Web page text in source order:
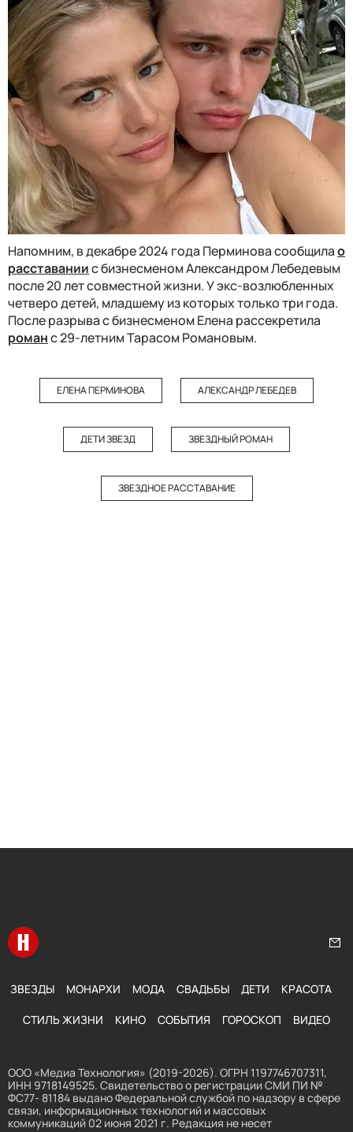
Напомним, в декабре 2024 года Перминова сообщилао
расставаниис бизнесменом Александром Лебедевым
после 20 лет совместной жизни. У экс-возлюбленных
четверо детей, младшему из которых только три года.
После разрыва с бизнесменом Елена рассекретила
романс 29-летним Тарасом Романовым.
ЕЛЕНА ПЕРМИНОВА АЛЕКСАНДР ЛЕБЕДЕВ
ДЕТИ ЗВЕЗД ЗВЕЗДНЫЙ РОМАН
ЗВЕЗДНОЕ РАССТАВАНИЕ
Перейти на главную
ЗВЕЗДЫ МОНАРХИ МОДА СВАДЬБЫ ДЕТИ КРАСОТА
СТИЛЬ ЖИЗНИ КИНО СОБЫТИЯ ГОРОСКОП ВИДЕО
ООО «Медиа Технология» (2019-2026). ОГРН 1197746707311,
ИНН 9718149525. Свидетельство о регистрации СМИ ПИ №
ФС77- 81184 выдано Федеральной службой по надзору в сфере
связи, информационных технологий и массовых
коммуникаций 02 июня 2021 г. Редакция не несет